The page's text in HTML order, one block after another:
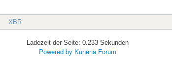
XBR
Ladezeit der Seite: 0.233 Sekunden
Powered by Kunena Forum